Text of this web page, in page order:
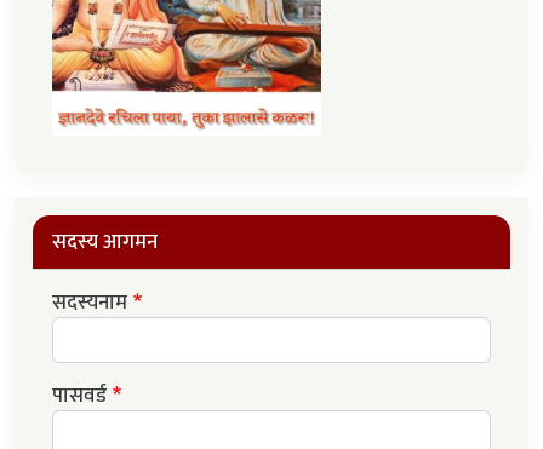
सदस्य आगमन
सदस्यनाम
पासवर्ड